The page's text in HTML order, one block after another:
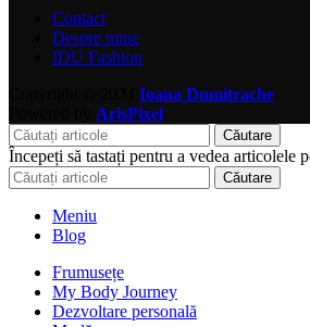
Contact
Despre mine
IDU Fashion
Ioana Dumitrache
ArisPixel
Căutare
Începeți să tastați pentru a vedea articolele
Căutare
Meniu
Blog
Frumusețe
My Body Journey
Dezvoltare personală